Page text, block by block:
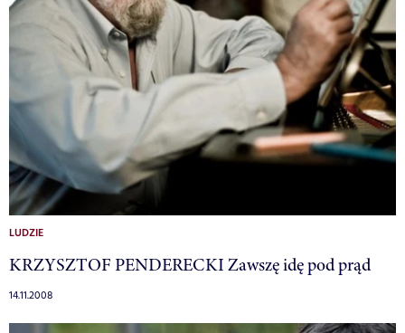
LUDZIE
KRZYSZTOF PENDERECKI Zawszę idę pod prąd
14.11.2008